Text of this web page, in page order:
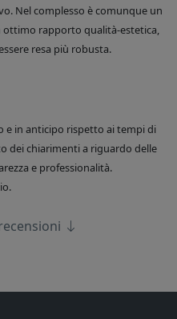
Nel complesso è comunque un
rapporto qualità-estetica,
resa più robusta.
e in anticipo rispetto ai tempi di
dei chiarimenti a riguardo delle
e professionalità.